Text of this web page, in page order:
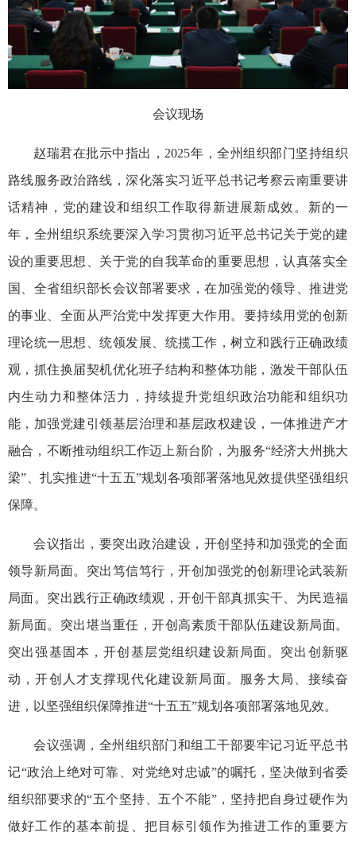
会议现场
赵瑞君在批示中指出，2025年，全州组织部门坚持组织
路线服务政治路线，深化落实习近平总书记考察云南重要讲
话精神，党的建设和组织工作取得新进展新成效。新的一
年，全州组织系统要深入学习贯彻习近平总书记关于党的建
设的重要思想、关于党的自我革命的重要思想，认真落实全
国、全省组织部长会议部署要求，在加强党的领导、推进党
的事业、全面从严治党中发挥更大作用。要持续用党的创新
理论统一思想、统领发展、统揽工作，树立和践行正确政绩
观，抓住换届契机优化班子结构和整体功能，激发干部队伍
内生动力和整体活力，持续提升党组织政治功能和组织功
能，加强党建引领基层治理和基层政权建设，一体推进产才
融合，不断推动组织工作迈上新台阶，为服务“经济大州挑大
梁”、扎实推进“十五五”规划各项部署落地见效提供坚强组织
保障。
会议指出，要突出政治建设，开创坚持和加强党的全面
领导新局面。突出笃信笃行，开创加强党的创新理论武装新
局面。突出践行正确政绩观，开创干部真抓实干、为民造福
新局面。突出堪当重任，开创高素质干部队伍建设新局面。
突出强基固本，开创基层党组织建设新局面。突出创新驱
动，开创人才支撑现代化建设新局面。服务大局、接续奋
进，以坚强组织保障推进“十五五”规划各项部署落地见效。
会议强调，全州组织部门和组工干部要牢记习近平总书
记“政治上绝对可靠、对党绝对忠诚”的嘱托，坚决做到省委
组织部要求的“五个坚持、五个不能”，坚持把自身过硬作为
做好工作的基本前提、把目标引领作为推进工作的重要方